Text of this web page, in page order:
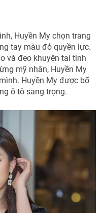
Huyền My chọn trang
tay màu đỏ quyền lực.
và đeo khuyên tai tinh
mỹ nhân, Huyền My
Huyền My được bố
ô tô sang trọng.